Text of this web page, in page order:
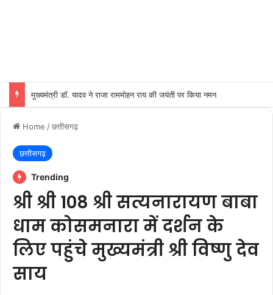
मुख्यमंत्री डॉ. यादव ने राजा राममोहन राय की जयंती पर किया नमन
Home /छत्तीसगढ़
छत्तीसगढ़
Trending
श्री श्री 108 श्री सत्यनारायण बाबा
धाम कोसमनारा में दर्शन के
लिए पहुंचे मुख्यमंत्री श्री विष्णु देव
साय